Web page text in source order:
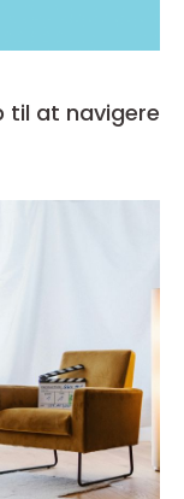
til at navigere